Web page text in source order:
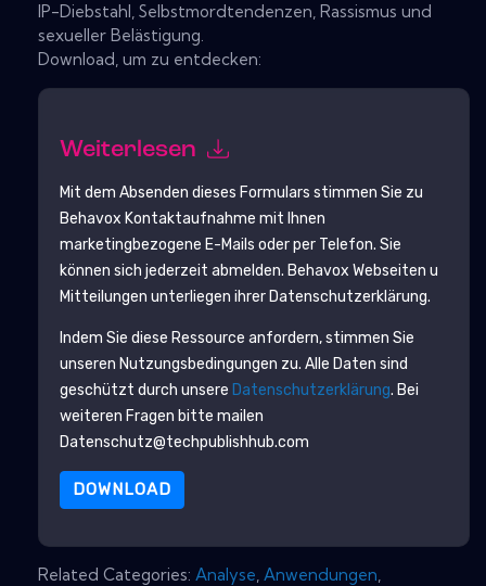
IP-Diebstahl, Selbstmordtendenzen, Rassismus und
sexueller Belästigung.
Download, um zu entdecken:
Weiterlesen
Mit dem Absenden dieses Formulars stimmen Sie zu
Behavox Kontaktaufnahme mit Ihnen
marketingbezogene E-Mails oder per Telefon. Sie
können sich jederzeit abmelden. Behavox Webseiten u
Mitteilungen unterliegen ihrer Datenschutzerklärung.
Indem Sie diese Ressource anfordern, stimmen Sie
unseren Nutzungsbedingungen zu. Alle Daten sind
geschützt durch unsere Datenschutzerklärung. Bei
weiteren Fragen bitte mailen
Datenschutz@techpublishhub.com
DOWNLOAD
Related Categories: Analyse, Anwendungen,